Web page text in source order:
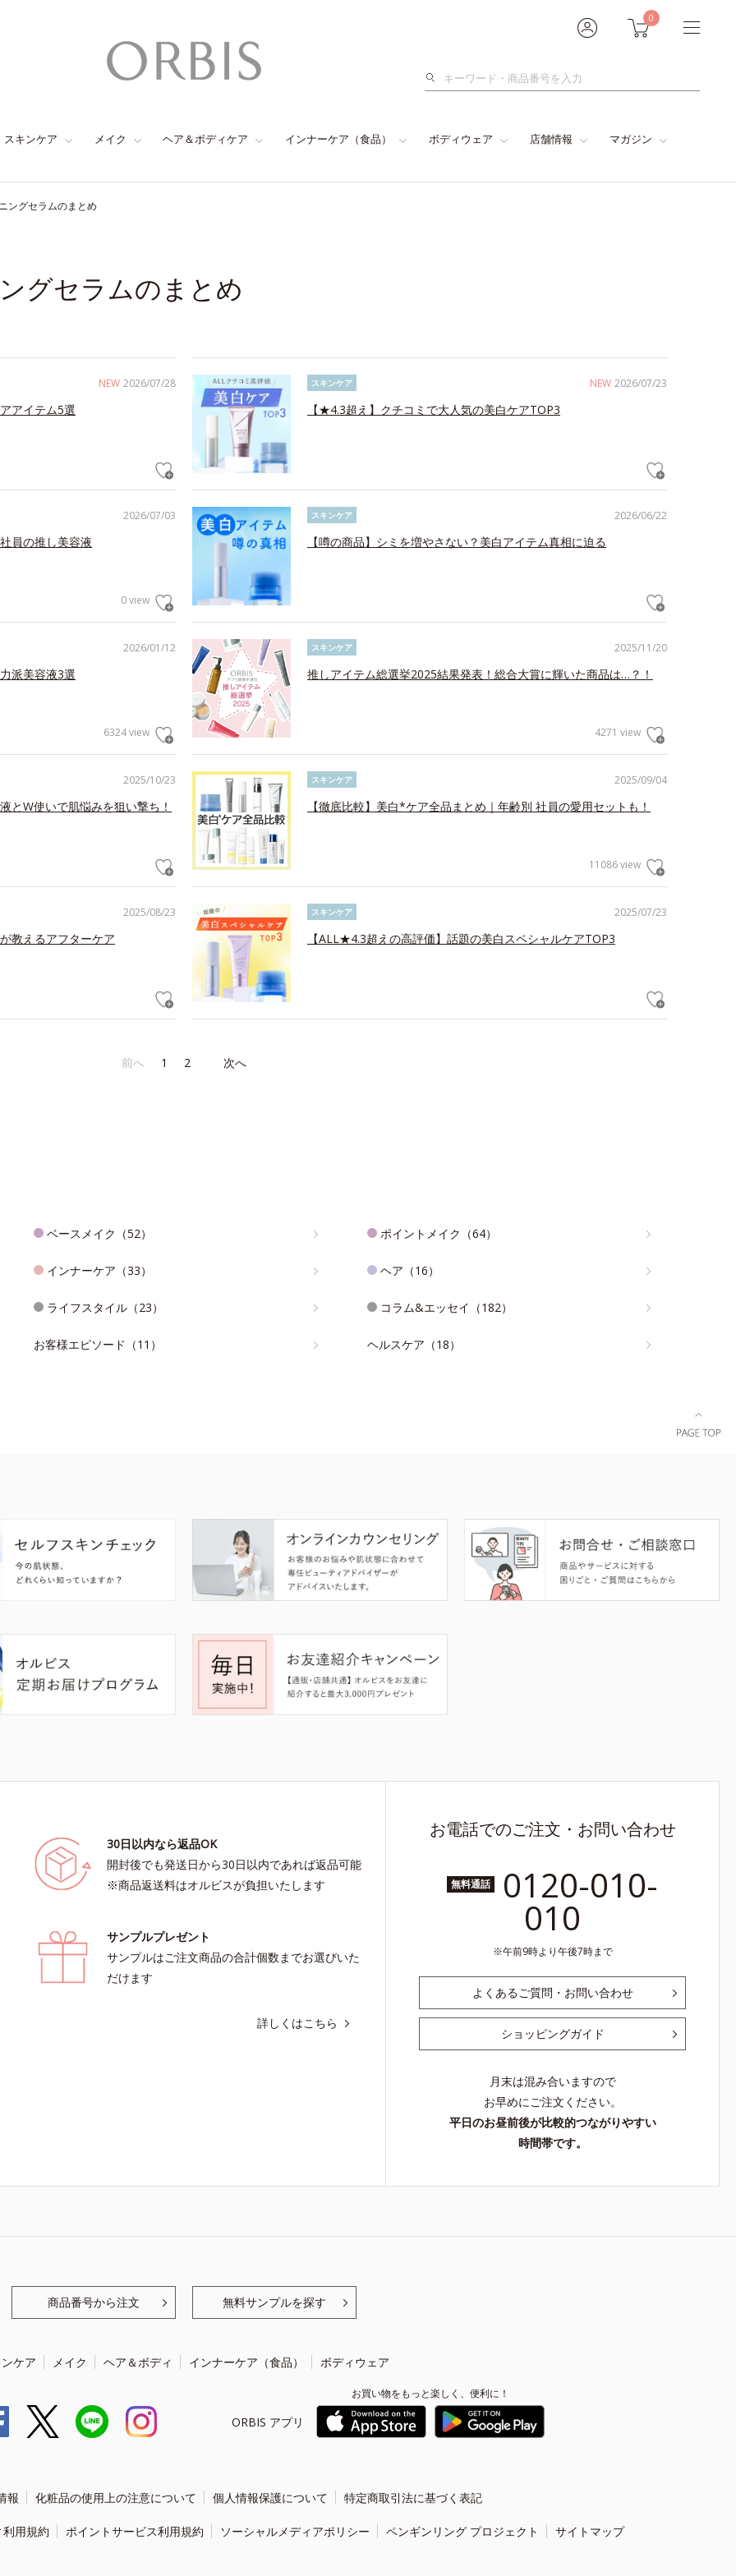
0
検
スキンケア メイク ヘア＆ボディケア インナーケア（食品） ボディウェア 店舗情報 マガジン
ングセラムのまとめ
グセラムのまとめ
NEW 2026/07/28
アイテム5選
NEW 2026/07/23
スキンケア
【★4.3超え】クチコミで大人気の美白ケアTOP3
2026/07/03
員の推し美容液
0 view
2026/06/22
スキンケア
【噂の商品】シミを増やさない？美白アイテム真相に迫る
2026/01/12
派美容液3選
6324 view
2025/11/20
スキンケア
推しアイテム総選挙2025結果発表！総合大賞に輝いた商品は…？！
4271 view
2025/10/23
とW使いで肌悩みを狙い撃ち！
2025/09/04
スキンケア
【徹底比較】美白*ケア全品まとめ｜年齢別 社員の愛用セットも！
11086 view
2025/08/23
教えるアフターケア
2025/07/23
スキンケア
【ALL★4.3超えの高評価】話題の美白スペシャルケアTOP3
前へ 1 2 次へ
ベースメイク（52） ポイントメイク（64）
インナーケア（33） ヘア（16）
ライフスタイル（23） コラム&エッセイ（182）
お客様エピソード（11） ヘルスケア（18）
30日以内なら返品OK
開封後でも発送日から30日以内であれば返品可能
※商品返送料はオルビスが負担いたします
サンプルプレゼント
サンプルはご注文商品の合計個数までお選びいた
だけます
詳しくはこちら
お電話でのご注文・お問い合わせ
無料通話 0120-010-
010
午前9時より午後7時まで
よくあるご質問・お問い合わせ
ショッピングガイド
月末は混み合いますので
お早めにご注文ください。
平日のお昼前後が比較的つながりやすい
時間帯です。
商品番号から注文 無料サンプルを探す
ケア メイク ヘア＆ボディ インナーケア（食品） ボディウェア
ORBIS アプリ
お買い物をもっと楽しく、便利に！
報 化粧品の使用上の注意について 個人情報保護について 特定商取引法に基づく表記
用規約 ポイントサービス利用規約 ソーシャルメディアポリシー ペンギンリング プロジェクト サイトマップ